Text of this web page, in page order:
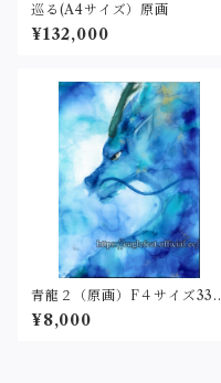
巡る(A4サイズ）原画
¥132,000
青龍２（原画）F４サイズ333
×242
¥8,000